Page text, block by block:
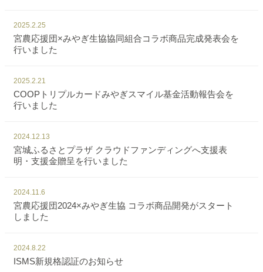
2025.2.25
宮農応援団×みやぎ生協協同組合コラボ商品完成発表会を
行いました
2025.2.21
COOPトリプルカードみやぎスマイル基金活動報告会を
行いました
2024.12.13
宮城ふるさとプラザ クラウドファンディングへ支援表
明・支援金贈呈を行いました
2024.11.6
宮農応援団2024×みやぎ生協 コラボ商品開発がスタート
しました
2024.8.22
ISMS新規格認証のお知らせ